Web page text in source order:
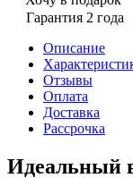
Гарантия 2 года
Описание
Отзывы
Оплата
Доставка
Рассрочка
Идеальный